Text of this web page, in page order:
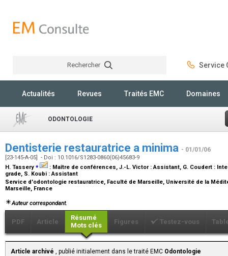
Rechercher Service
Actualités Revues Traités EMC Domaines
ODONTOLOGIE
Dentisterie restauratrice a minima - 01/01/06
[23-145-A-05] - Doi : 10.1016/S1283-0860(06)45683-9
H. Tassery ⁎ : Maître de conférences, J.-L. Victor :Assistant, G. Coudert :
grade, S. Koubi :Assistant
Service d'odontologie restauratrice, Faculté de Marseille, Université de la
Marseille, France
Auteur correspondant.
PDF Article
Résumé
Mots clés
Figures Testez-vous
Article archivé , publié initialement dans le traité EMC Odontologie